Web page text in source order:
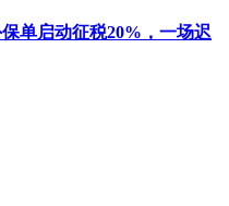
单启动征税20%，一场迟